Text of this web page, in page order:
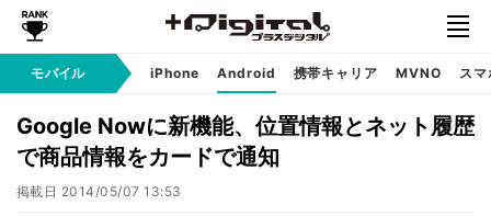
モバイル iPhone Android 携帯キャリア MVNO ス
Google Nowに新機能、位置情報とネット履歴
で商品情報をカードで通知
掲載日 2014/05/07 13:53